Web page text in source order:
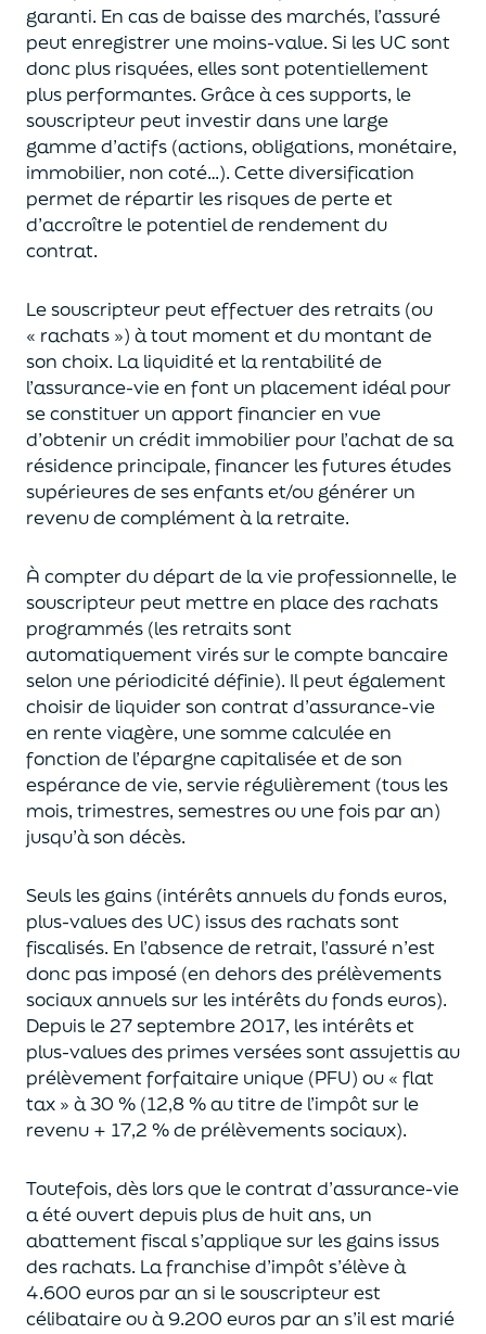
garanti. En casde baisse des marchés, l’assuré
peut enregistrer une moins-value. Si les UC sont
donc plus risquées, elles sont potentiellement
plus performantes. Grâce à ces supports, le
souscripteur peut investir dans une large
gamme d’actifs (actions, obligations, monétaire,
immobilier, non coté…). Cette diversification
permet de répartir les risques de perte et
d’accroître le potentielde rendement du
contrat.
Le souscripteur peut effectuer des retraits (ou
« rachats ») à tout moment et du montant de
son choix. Laliquiditéet la rentabilité de
l’assurance-vie en font un placement idéal pour
se constituer un apport financier en vue
d’obtenir un crédit immobilier pour l’achat desa
résidence principale, financer les futures études
supérieures de ses enfantset/ou générer un
revenu de complément à la retraite.
À compter du départ de la vie professionnelle, le
souscripteur peut mettre en place des rachats
programmés (les retraits sont
automatiquement virés sur le compte bancaire
selon une périodicité définie). Il peut également
choisirde liquider son contrat d’assurance-vie
en rente viagère, une somme calculée en
fonction de l’épargne capitalisée et deson
espérance de vie, servie régulièrement (tous les
mois, trimestres, semestres ou une fois par an)
jusqu’à son décès.
Seuls les gains (intérêts annuels du fonds euros,
plus-values des UC) issus des rachats sont
fiscalisés. En l’absence de retrait, l’assuré n’est
donc pas imposé (en dehors des prélèvements
sociaux annuels sur les intérêts du fonds euros).
Depuis le 27 septembre 2017, les intérêts et
plus-values des primes verséessont assujettis au
prélèvement forfaitaire unique (PFU) ou « flat
tax » à 30 % (12,8 % au titre de l’impôt sur le
revenu + 17,2 % de prélèvements sociaux).
Toutefois, dès lors que le contrat d’assurance-vie
a été ouvert depuis plus de huit ans, un
abattement fiscal s’applique sur les gains issus
des rachats. La franchise d’impôts’élève à
4.600 euros par an si le souscripteurest
célibataire ou à 9.200 euros par an s’il est marié